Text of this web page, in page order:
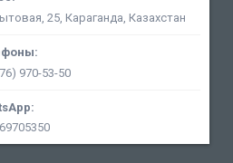
25, Караганда, Казахстан
970-53-50